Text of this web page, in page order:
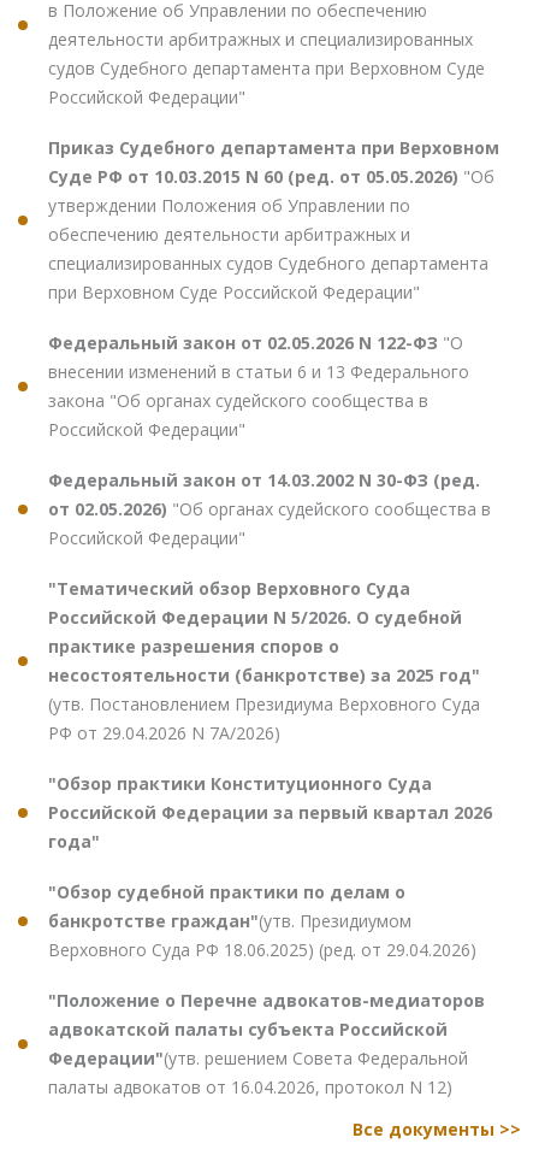
в Положение об Управлении по обеспечению
деятельности арбитражных и специализированных
судов Судебного департамента при Верховном Суде
Российской Федерации"
Приказ Судебного департамента при Верховном
Суде РФ от 10.03.2015 N 60 (ред. от 05.05.2026) "Об
утверждении Положения об Управлении по
обеспечению деятельности арбитражных и
специализированных судов Судебного департамента
при Верховном Суде Российской Федерации"
Федеральный закон от 02.05.2026 N 122-ФЗ "О
внесении изменений в статьи 6 и 13 Федерального
закона "Об органах судейского сообщества в
Российской Федерации"
Федеральный закон от 14.03.2002 N 30-ФЗ (ред.
от 02.05.2026) "Об органах судейского сообщества в
Российской Федерации"
"Тематический обзор Верховного Суда
Российской Федерации N 5/2026. О судебной
практике разрешения споров о
несостоятельности (банкротстве) за 2025 год"
(утв. Постановлением Президиума Верховного Суда
РФ от 29.04.2026 N 7А/2026)
"Обзор практики Конституционного Суда
Российской Федерации за первый квартал 2026
года"
"Обзор судебной практики по делам о
банкротстве граждан"(утв. Президиумом
Верховного Суда РФ 18.06.2025) (ред. от 29.04.2026)
"Положение о Перечне адвокатов-медиаторов
адвокатской палаты субъекта Российской
Федерации"(утв. решением Совета Федеральной
палаты адвокатов от 16.04.2026, протокол N 12)
Все документы >>